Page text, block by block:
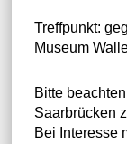
Treffpunkt:
Museum
Bitte
Saarbrücken
Bei Interesse